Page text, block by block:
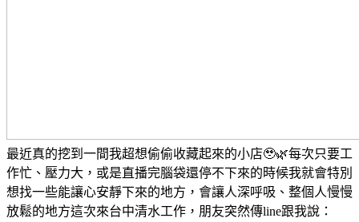
最近真的挖到一間我超想偷偷收藏起來的小店🥹🌿每次只要工
作忙、壓力大，或是直播完腦袋還停不下來的時候我就會特別
想找一些能讓心安靜下來的地方，會讓人深呼吸、整個人慢慢
放鬆的地方這次來台中清水工作，朋友突然傳line跟我說：